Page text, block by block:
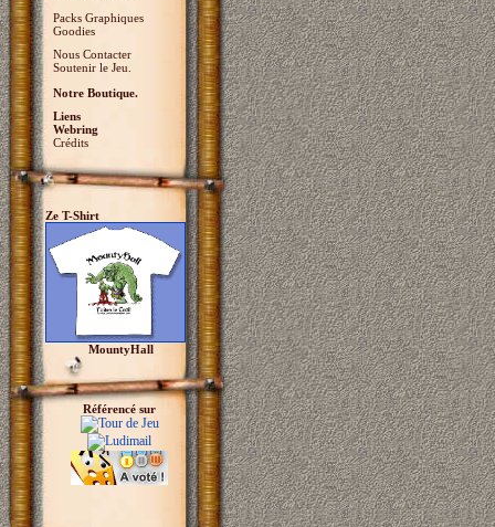
Packs Graphiques
Goodies
Nous Contacter
Soutenir le Jeu.
Notre Boutique.
Liens
Webring
Crédits
Ze T-Shirt
MountyHall
Référencé sur